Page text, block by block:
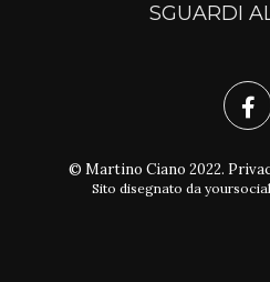
SGUARDI
© Martino Ciano 2022.
Sito disegnato da